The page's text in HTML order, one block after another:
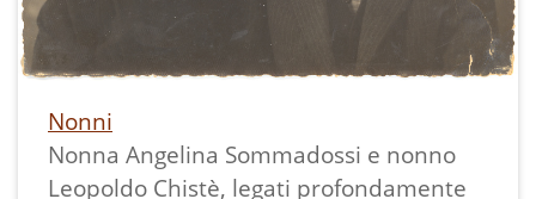
Nonni
Nonna Angelina Sommadossi e nonno
Leopoldo Chistè, legati profondamente